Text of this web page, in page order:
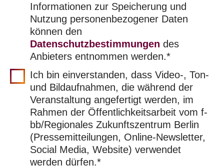
Informationen zur Speicherung und
Nutzung personenbezogener Daten
können den
Datenschutzbestimmungen des
Anbieters entnommen werden.*
Ich bin einverstanden, dass Video-, Ton-
und Bildaufnahmen, die während der
Veranstaltung angefertigt werden, im
Rahmen der Öffentlichkeitsarbeit vom f-
bb/Regionales Zukunftszentrum Berlin
(Pressemitteilungen, Online-Newsletter,
Social Media, Website) verwendet
werden dürfen.*